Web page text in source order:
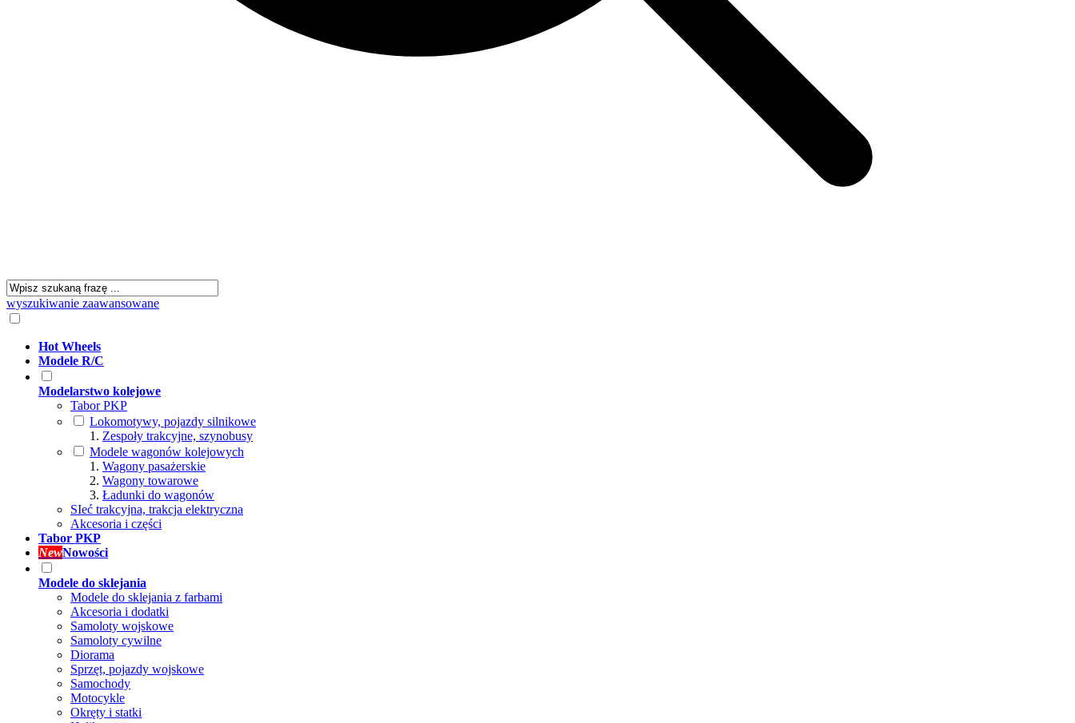
wyszukiwanie zaawansowane
Hot Wheels
Modele R/C
Modelarstwo kolejowe
Tabor PKP
Lokomotywy, pojazdy silnikowe
Zespoły trakcyjne, szynobusy
Modele wagonów kolejowych
Wagony pasażerskie
Wagony towarowe
Ładunki do wagonów
SIeć trakcyjna, trakcja elektryczna
Akcesoria i części
Tabor PKP
NewNowości
Modele do sklejania
Modele do sklejania z farbami
Akcesoria i dodatki
Samoloty wojskowe
Samoloty cywilne
Diorama
Sprzęt, pojazdy wojskowe
Samochody
Motocykle
Okręty i statki